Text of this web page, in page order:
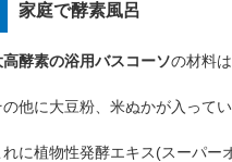
家庭で酵素風呂
高酵素の浴用バスコーソの材料は
の他に大豆粉、米ぬかが入ってい
れに植物性発酵エキス(スーパー